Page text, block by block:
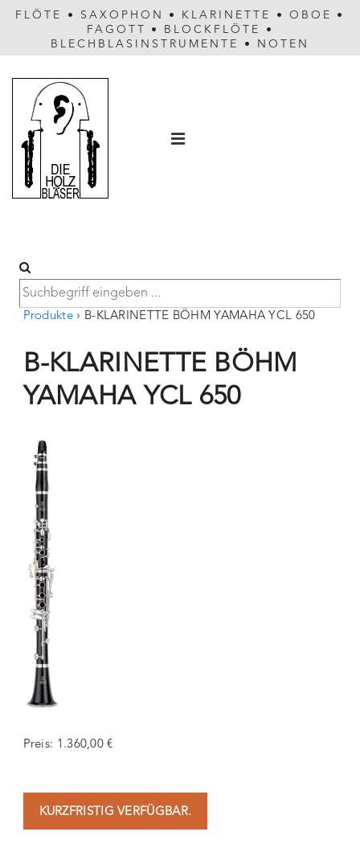
FLÖTE • SAXOPHON • KLARINETTE • OBOE
•
FAGOTT
• BLOCKFLÖTE
•
BLECHBLASINSTRUMENTE
• NOTEN
Produkte › B-KLARINETTE BÖHM YAMAHA YCL 650
B-KLARINETTE BÖHM
YAMAHA YCL 650
Preis: 1.360,00 €
KURZFRISTIG VERFÜGBAR.